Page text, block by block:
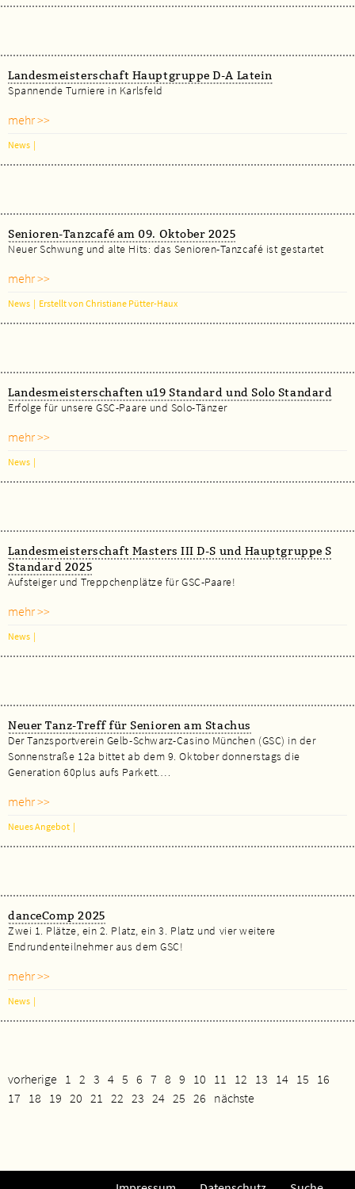
Landesmeisterschaft Hauptgruppe D-A Latein
Spannende Turniere in Karlsfeld
mehr >>
News |
Senioren-Tanzcafé am 09. Oktober 2025
Neuer Schwung und alte Hits: das Senioren-Tanzcafé ist gestartet
mehr >>
News | Erstellt von Christiane Pütter-Haux
Landesmeisterschaften u19 Standard und Solo Standard
Erfolge für unsere GSC-Paare und Solo-Tänzer
mehr >>
News |
Landesmeisterschaft Masters III D-S und Hauptgruppe S
Standard 2025
Aufsteiger und Treppchenplätze für GSC-Paare!
mehr >>
News |
Neuer Tanz-Treff für Senioren am Stachus
Der Tanzsportverein Gelb-Schwarz-Casino München (GSC) in der
Sonnenstraße 12a bittet ab dem 9. Oktober donnerstags die
Generation 60plus aufs Parkett.…
mehr >>
Neues Angebot |
danceComp 2025
Zwei 1. Plätze, ein 2. Platz, ein 3. Platz und vier weitere
Endrundenteilnehmer aus dem GSC!
mehr >>
News |
vorherige 1 2 3 4 5 6 7 8 9 10 11 12 13 14 15
16
17
18 19 20 21 22 23 24 25 26 nächste